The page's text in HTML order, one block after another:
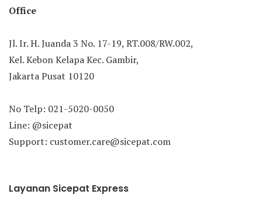
Office
Jl. Ir. H. Juanda 3 No. 17-19, RT.008/RW.002,
Kel. Kebon Kelapa Kec. Gambir,
Jakarta Pusat 10120
No Telp: 021-5020-0050
Line: @sicepat
Support: customer.care@sicepat.com
Layanan Sicepat Express